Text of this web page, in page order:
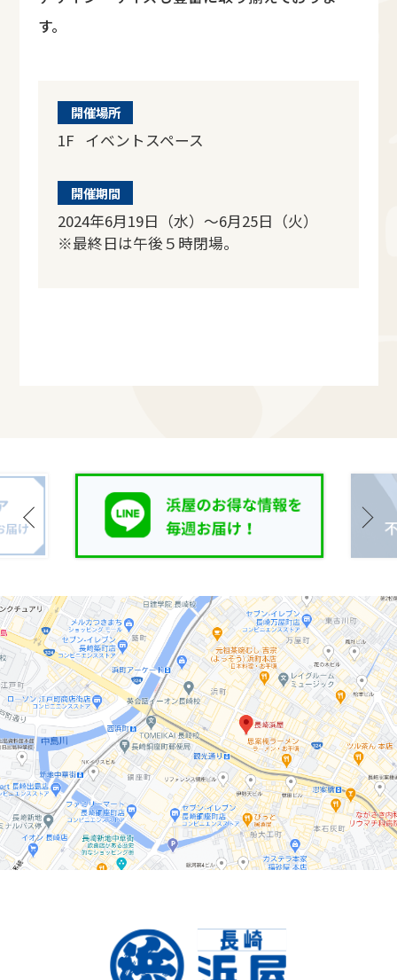
す。
開催場所
1F イベントスペース
開催期間
2024年6月19日（水）～6月25日（火）
※最終日は午後５時閉場。